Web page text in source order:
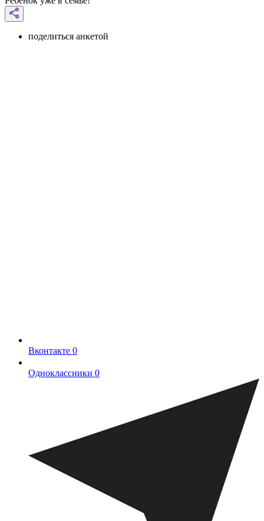
поделиться анкетой
Вконтакте 0
Одноклассники 0